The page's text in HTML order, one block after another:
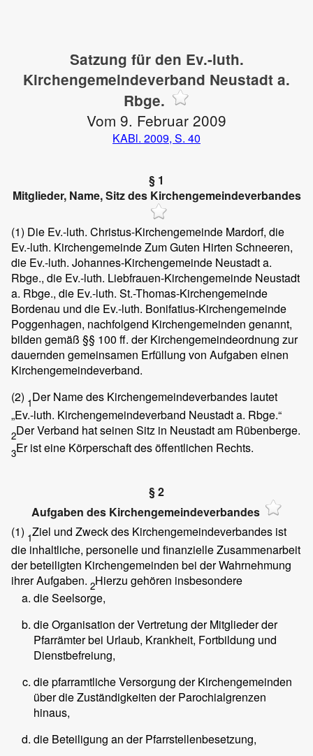
Satzung für den Ev.-luth.
Kirchengemeindeverband Neustadt a.
Rbge.
Vom 9. Februar 2009
KABl. 2009, S. 40
§ 1
Mitglieder, Name, Sitz des Kirchengemeindeverbandes
(1) Die Ev.-luth. Christus-Kirchengemeinde Mardorf, die
Ev.-luth. Kirchengemeinde Zum Guten Hirten Schneeren,
die Ev.-luth. Johannes-Kirchengemeinde Neustadt a.
Rbge., die Ev.-luth. Liebfrauen-Kirchengemeinde Neustadt
a. Rbge., die Ev.-luth. St.-Thomas-Kirchengemeinde
Bordenau und die Ev.-luth. Bonifatius-Kirchengemeinde
Poggenhagen, nachfolgend Kirchengemeinden genannt,
bilden gemäß §§ 100 ff. der Kirchengemeindeordnung zur
dauernden gemeinsamen Erfüllung von Aufgaben einen
Kirchengemeindeverband.
(2) 1Der Name des Kirchengemeindeverbandes lautet
„Ev.-luth. Kirchengemeindeverband Neustadt a. Rbge.“
2Der Verband hat seinen Sitz in Neustadt am Rübenberge.
3Er ist eine Körperschaft des öffentlichen Rechts.
§ 2
Aufgaben des Kirchengemeindeverbandes
(1) 1Ziel und Zweck des Kirchengemeindeverbandes ist
die inhaltliche, personelle und finanzielle Zusammenarbeit
der beteiligten Kirchengemeinden bei der Wahrnehmung
ihrer Aufgaben. 2Hierzu gehören insbesondere
die Seelsorge,
die Organisation der Vertretung der Mitglieder der
Pfarrämter bei Urlaub, Krankheit, Fortbildung und
Dienstbefreiung,
die pfarramtliche Versorgung der Kirchengemeinden
über die Zuständigkeiten der Parochialgrenzen
hinaus,
die Beteiligung an der Pfarrstellenbesetzung,